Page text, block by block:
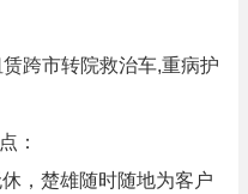
跨市转院救治车,重病护
：
，楚雄随时随地为客户